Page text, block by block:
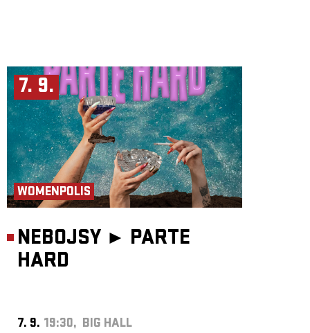
7. 9.
WOMENPOLIS
NEBOJSY ► PARTE
HARD
7. 9. 19:30, BIG HALL